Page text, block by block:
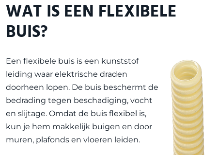
WAT IS EEN FLEXIBELE
BUIS?
Een flexibele buis is een kunststof
leiding waar elektrische draden
doorheen lopen. De buis beschermt de
bedrading tegen beschadiging, vocht
en slijtage. Omdat de buis flexibel is,
kun je hem makkelijk buigen en door
muren, plafonds en vloeren leiden.